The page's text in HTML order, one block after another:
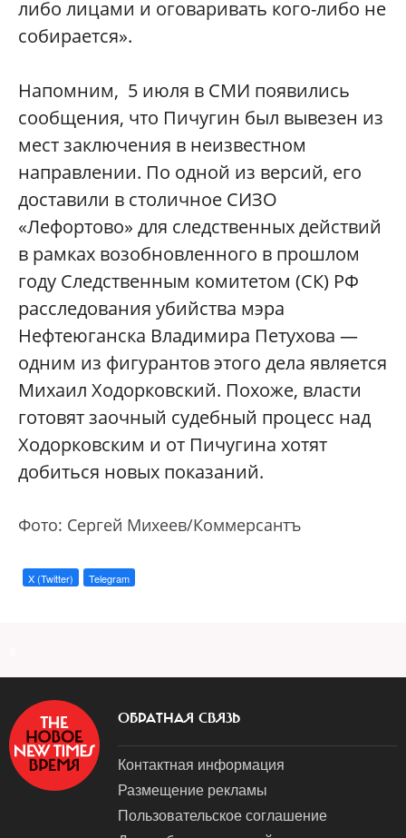
либо лицами и оговаривать кого-либо не
собирается».
Напомним, 5 июля в СМИ появились
сообщения, что Пичугин был вывезен из
мест заключения в неизвестном
направлении. По одной из версий, его
доставили в столичное СИЗО
«Лефортово» для следственных действий
в рамках возобновленного в прошлом
году Следственным комитетом (СК) РФ
расследования убийства мэра
Нефтеюганска Владимира Петухова —
одним из фигурантов этого дела является
Михаил Ходорковский. Похоже, власти
готовят заочный судебный процесс над
Ходорковским и от Пичугина хотят
добиться новых показаний.
Фото: Сергей Михеев/Коммерсантъ
X (Twitter) Telegram
ОБРАТНАЯ СВЯЗЬ
Контактная информация
Размещение рекламы
Пользовательское соглашение